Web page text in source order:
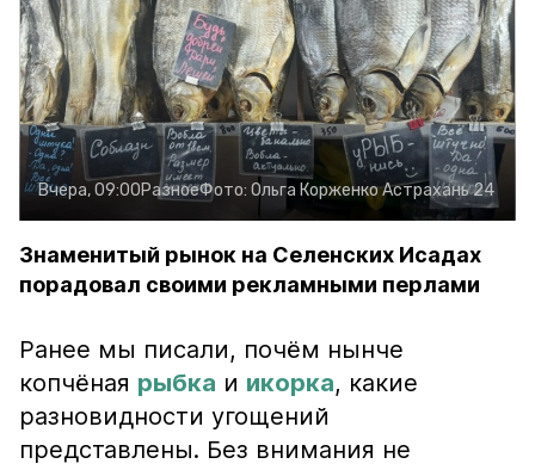
Вчера, 09:00РазноеФото: Ольга КорженкоАстрахань 24
Знаменитый рынок на Селенских Исадах
порадовал своими рекламными перлами
Ранее мы писали, почём нынче
копчёная рыбка и икорка, какие
разновидности угощений
представлены. Без внимания не